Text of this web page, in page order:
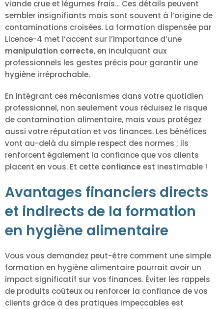
viande crue et légumes frais… Ces détails peuvent
sembler insignifiants mais sont souvent à l’origine de
contaminations croisées. La formation dispensée par
Licence-4 met l’accent sur l’importance d’une
manipulation correcte, en inculquant aux
professionnels les gestes précis pour garantir une
hygiène irréprochable.
En intégrant ces mécanismes dans votre quotidien
professionnel, non seulement vous réduisez le risque
de contamination alimentaire, mais vous protégez
aussi votre réputation et vos finances. Les bénéfices
vont au-delà du simple respect des normes ; ils
renforcent également la confiance que vos clients
placent en vous. Et cette confiance est inestimable !
Avantages financiers directs
et indirects de la formation
en hygiène alimentaire
Vous vous demandez peut-être comment une simple
formation en hygiène alimentaire pourrait avoir un
impact significatif sur vos finances. Éviter les rappels
de produits coûteux ou renforcer la confiance de vos
clients grâce à des pratiques impeccables est